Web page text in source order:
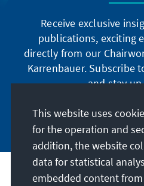
Receive exclusive
publications, exciting
directly from our
Karrenbauer. Subscribe
and stay
Our mission
This website uses
for the operation and
addition, the website
data for statistical
embedded content